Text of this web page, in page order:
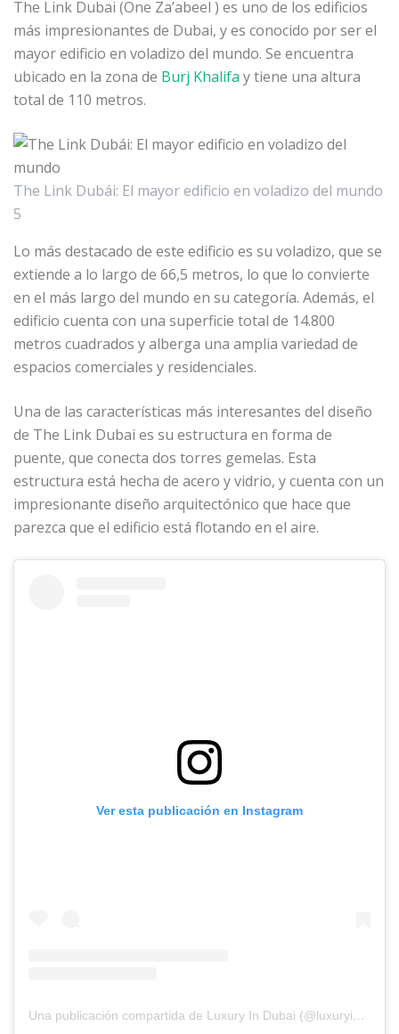
The Link Dubai (One Za’abeel ) es uno de los edificios
más impresionantes de Dubai, y es conocido por ser el
mayor edificio en voladizo del mundo. Se encuentra
ubicado en la zona de Burj Khalifa y tiene una altura
total de 110 metros.
The Link Dubái: El mayor edificio en voladizo del mundo
5
Lo más destacado de este edificio es su voladizo, que se
extiende a lo largo de 66,5 metros, lo que lo convierte
en el más largo del mundo en su categoría. Además, el
edificio cuenta con una superficie total de 14.800
metros cuadrados y alberga una amplia variedad de
espacios comerciales y residenciales.
Una de las características más interesantes del diseño
de The Link Dubai es su estructura en forma de
puente, que conecta dos torres gemelas. Esta
estructura está hecha de acero y vidrio, y cuenta con un
impresionante diseño arquitectónico que hace que
parezca que el edificio está flotando en el aire.
Ver esta publicación en Instagram
Una publicación compartida de Luxury In Dubai (@luxuryindubai)